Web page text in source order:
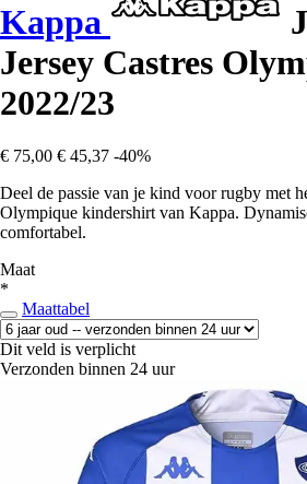
Kappa
Jersey Castres
2022/23
€ 75,00 € 45,37 -40%
Deel de passie van je kind voor rugby met
Olympique kindershirt van Kappa.
comfortabel.
Maat
*
Maattabel
Dit veld is verplicht
Verzonden binnen 24 uur